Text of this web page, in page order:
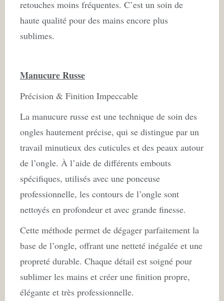
retouches moins fréquentes. C’est un soin de
haute qualité pour des mains encore plus
sublimes.
Manucure Russe
Précision & Finition Impeccable
La manucure russe est une technique de soin des
ongles hautement précise, qui se distingue par un
travail minutieux des cuticules et des peaux autour
de l’ongle. À l’aide de différents embouts
spécifiques, utilisés avec une ponceuse
professionnelle, les contours de l’ongle sont
nettoyés en profondeur et avec grande finesse.
Cette méthode permet de dégager parfaitement la
base de l’ongle, offrant une netteté inégalée et une
propreté durable. Chaque détail est soigné pour
sublimer les mains et créer une finition propre,
élégante et très professionnelle.